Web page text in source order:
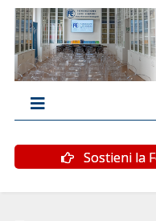
Sostieni la